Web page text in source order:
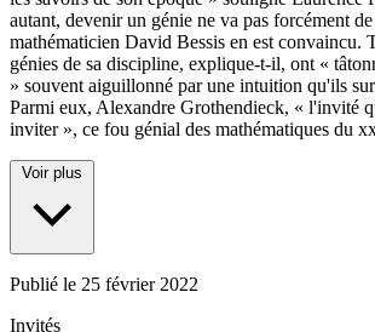
autant, devenir un génie ne va pas forcément
mathématicien David Bessis en est convaincu.
génies de sa discipline, explique-t-il, ont «
» souvent aiguillonné par une intuition qu'ils
Parmi eux, Alexandre Grothendieck, « l'invité
inviter », ce fou génial des mathématiques du
Voir plus
Publié le 25 février 2022
Invités